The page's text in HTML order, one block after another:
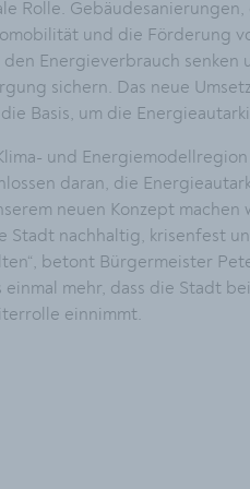
Rolle.
und die Förderung
den Energieverbrauch senken
sichern. Das neue
Basis, um die
und
daran, die
neuen Konzept
Stadt nachhaltig, krisenfest
betont Bürgermeister
einmal mehr, dass die Stadt
einnimmt.